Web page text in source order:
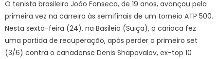
O tenista brasileiro João Fonseca, de 19 anos, avançou pela
primeira vez na carreira às semifinais de um torneio ATP 500.
Nesta sexta-feira (24), na Basileia (Suiça), o carioca fez
uma partida de recuperação, após perder o primeiro set
(3/6) contra o canadense Denis Shapovalov, ex-top 10